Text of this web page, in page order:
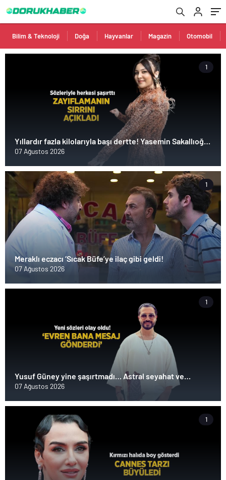
Bilim & Teknoloji Doğa Hayvanlar Magazin Otomobil
1
Yıllardır fazla kilolarıyla başı dertte! Yasemin Sakallıoğlu
zayıflamasının sırrını açıkladı
07 Ağustos 2026
1
Meraklı eczacı ‘Sıcak Büfe’ye ilaç gibi geldi!
07 Ağustos 2026
1
Yusuf Güney yine şaşırtmadı… Astral seyahat ve
uzaylılardan sonra şimdi de evren! ‘Bana mesaj
07 Ağustos 2026
1